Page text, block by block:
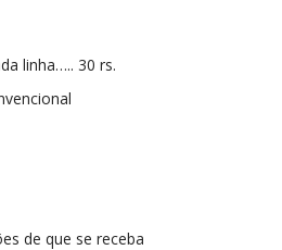
linha….. 30 rs.
de que se receba